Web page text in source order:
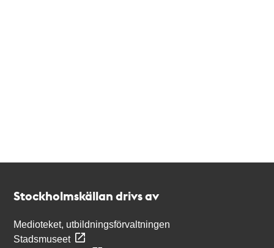
Stockholmskällan drivs av
Medioteket, utbildningsförvaltningen
Stadsmuseet